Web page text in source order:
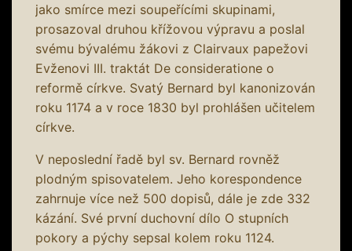
jako smírce mezi soupeřícími skupinami,
prosazoval druhou křížovou výpravu a poslal
svému bývalému žákovi z Clairvaux papežovi
Evženovi III. traktát De consideratione o
reformě církve. Svatý Bernard byl kanonizován
roku 1174 a v roce 1830 byl prohlášen učitelem
církve.
V neposlední řadě byl sv. Bernard rovněž
plodným spisovatelem. Jeho korespondence
zahrnuje více než 500 dopisů, dále je zde 332
kázání. Své první duchovní dílo O stupních
pokory a pýchy sepsal kolem roku 1124.